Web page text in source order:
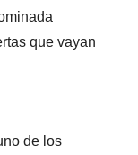
que vayan
de los